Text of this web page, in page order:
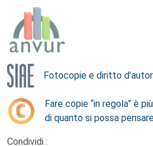
Fotocopie e diritto
Fare copie “in regola” è
di quanto si possa
Condividi :